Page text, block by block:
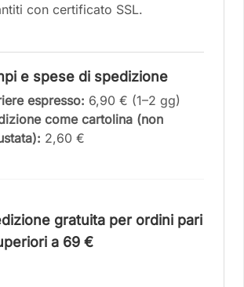
con certificato SSL.
e spese di spedizione
espresso: 6,90 € (1–2 gg)
come cartolina (non
2,60 €
gratuita per ordini pari
a 69 €